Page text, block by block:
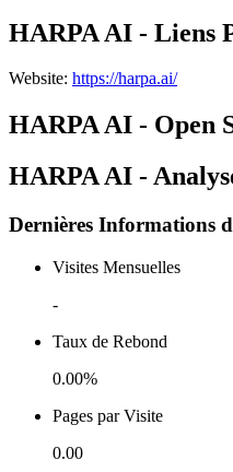
HARPA AI - Liens
Website: https://harpa.ai/
HARPA AI - Open
HARPA AI -
Dernières Informations
Visites Mensuelles
-
Taux de Rebond
0.00%
Pages par Visite
0.00